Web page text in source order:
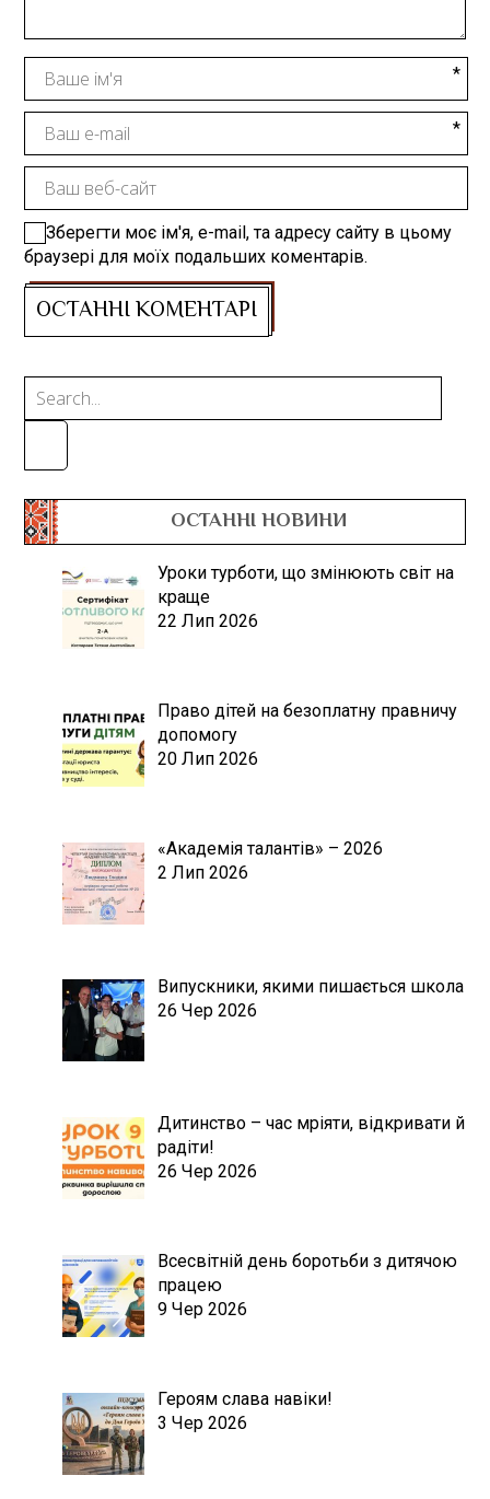
Зберегти моє ім'я, e-mail, та адресу сайту в цьому
браузері для моїх подальших коментарів.
ОСТАННІ НОВИНИ
Уроки турботи, що змінюють світ на
краще
22 Лип 2026
Право дітей на безоплатну правничу
допомогу
20 Лип 2026
«Академія талантів» – 2026
2 Лип 2026
Випускники, якими пишається школа
26 Чер 2026
Дитинство – час мріяти, відкривати й
радіти!
26 Чер 2026
Всесвітній день боротьби з дитячою
працею
9 Чер 2026
Героям слава навіки!
3 Чер 2026